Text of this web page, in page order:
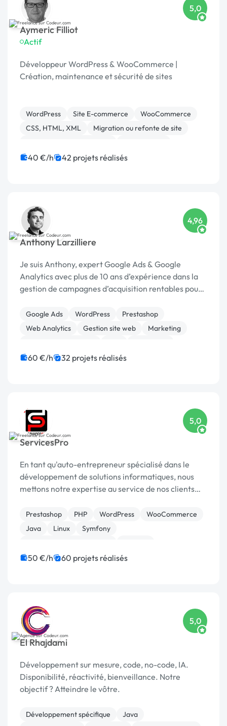
Aymeric Filliot
Actif
5,0
Développeur WordPress & WooCommerce |
Création, maintenance et sécurité de sites
WordPress Site E-commerce
WooCommerce
CSS, HTML, XML
Migration ou refonte de site
Admin système, sécurité
Référencement, liens
40 €/h 42 projets réalisés
Anthony Larzilliere
4,96
Je suis Anthony, expert Google Ads & Google
Analytics avec plus de 10 ans d’expérience dans la
gestion de campagnes d’acquisition rentables pour
qualifiés.
Google Ads WordPress
Prestashop
Web Analytics
Gestion site web
Marketing
Landing page
60 €/h 32 projets réalisés
ServicesPro
5,0
En tant qu'auto-entrepreneur spécialisé dans le
développement de solutions informatiques, nous
mettons notre expertise au service de nos clients
spécifiques, notamment dans le secteur de la
gestion de flott...
Prestashop PHP WordPress
WooCommerce
Java
Linux
Symfony
Apache Cordova
50 €/h 60 projets réalisés
El Rhajdami
5,0
Développement sur mesure, code, no-code, IA.
Disponibilité, réactivité, bienveillance. Notre
objectif ? Atteindre le vôtre.
Développement spécifique
Java